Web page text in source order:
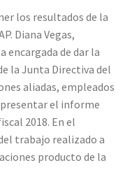
los resultados de la
Diana Vegas,
encargada de dar la
la Junta Directiva del
aliadas, empleados
el informe
2018. En el
trabajo realizado a
producto de la